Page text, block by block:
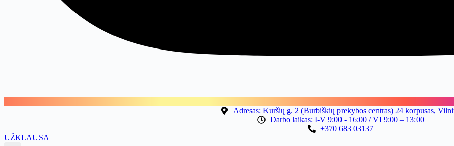
Adresas: Kuršių g. 2 (Burbiškių prekybos centras) 24 korpusas,
Darbo laikas: I-V 9:00 - 16:00 / VI 9:00 – 13:00
+370 683 03137
UŽKLAUSA